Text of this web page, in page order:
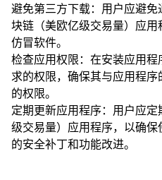
避免第三方下载：用户应避
块链（美欧亿级交易量）应
仿冒软件。
检查应用权限：在安装应用
求的权限，确保其与应用程
的权限。
定期更新应用程序：用户应
级交易量）应用程序，以确
的安全补丁和功能改进。